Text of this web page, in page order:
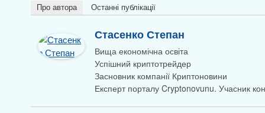
Про автора Останні публікації
Стасенко Степан
Вища економічна освіта
Успішний криптотрейдер
Засновник компанії Криптоновини
Експерт порталу Cryptonovunu. Учасник